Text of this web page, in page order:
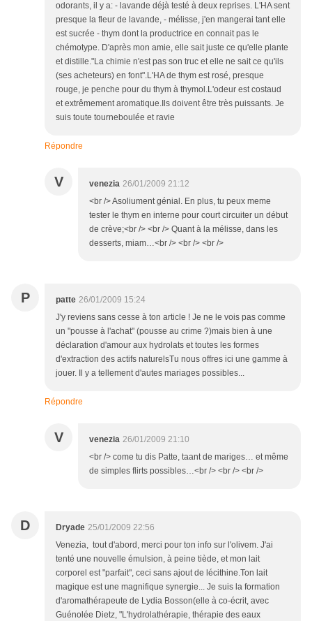
odorants, il y a: - lavande déjà testé à deux reprises. L'HA sent
presque la fleur de lavande, - mélisse, j'en mangerai tant elle
est sucrée - thym dont la productrice en connait pas le
chémotype. D'après mon amie, elle sait juste ce qu'elle plante
et distille."La chimie n'est pas son truc et elle ne sait ce qu'ils
(ses acheteurs) en font".L'HA de thym est rosé, presque
rouge, je penche pour du thym à thymol.L'odeur est costaud
et extrêmement aromatique.Ils doivent être très puissants. Je
suis toute tourneboulée et ravie
Répondre
V venezia 26/01/2009 21:12
<br /> Asoliument génial. En plus, tu peux meme
tester le thym en interne pour court circuiter un début
de crève;<br /> <br /> Quant à la mélisse, dans les
desserts, miam…<br /> <br /> <br />
P patte 26/01/2009 15:24
J'y reviens sans cesse à ton article ! Je ne le vois pas comme
un "pousse à l'achat" (pousse au crime ?)mais bien à une
déclaration d'amour aux hydrolats et toutes les formes
d'extraction des actifs naturelsTu nous offres ici une gamme à
jouer. Il y a tellement d'autes mariages possibles...
Répondre
V venezia 26/01/2009 21:10
<br /> come tu dis Patte, taant de mariges… et même
de simples flirts possibles…<br /> <br /> <br />
D Dryade 25/01/2009 22:56
Venezia, tout d'abord, merci pour ton info sur l'olivem. J'ai
tenté une nouvelle émulsion, à peine tiède, et mon lait
corporel est "parfait", ceci sans ajout de lécithine.Ton lait
magique est une magnifique synergie... Je suis la formation
d'aromathérapeute de Lydia Bosson(elle à co-écrit, avec
Guénolée Dietz, "L'hydrolathérapie, thérapie des eaux